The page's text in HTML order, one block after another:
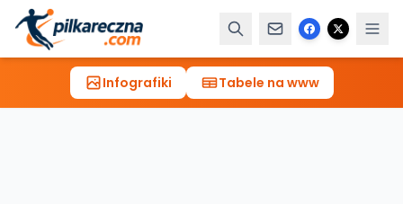
Infografiki Tabele na www